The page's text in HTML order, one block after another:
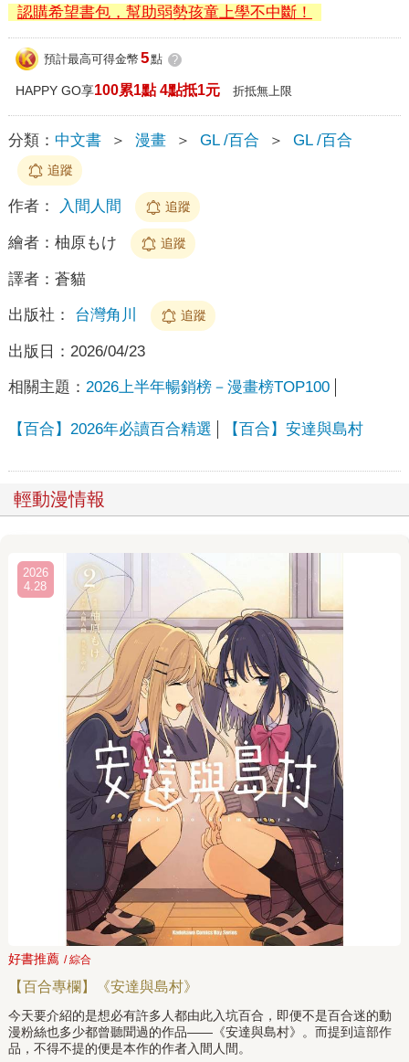
認購希望書包，幫助弱勢孩童上學不中斷！
預計最高可得金幣 5點 ?
HAPPY GO享100累1點 4點抵1元 折抵無上限
分類： 中文書 ＞ 漫畫 ＞ GL /百合 ＞ GL /百合
追蹤
作者： 入間人間 追蹤
繪者： 柚原もけ 追蹤
譯者： 蒼貓
出版社： 台灣角川 追蹤
出版日： 2026/04/23
相關主題： 2026上半年暢銷榜－漫畫榜TOP100
【百合】2026年必讀百合精選 【百合】安達與島村
輕動漫情報
2026
4.28
好書推薦 / 綜合
【百合專欄】《安達與島村》
今天要介紹的是想必有許多人都由此入坑百合，即便不是百合迷的動
漫粉絲也多少都曾聽聞過的作品——《安達與島村》。而提到這部作
品，不得不提的便是本作的作者入間人間。